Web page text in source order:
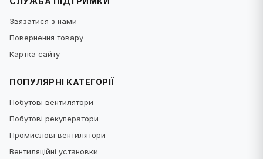
складів, деревообробних комбінатів,
підприємств легкої та харчової промисловості.
Використання вибухозахищеного
вентиляційного обладнання передбачається
актами.
Канальні прямокутні
Канальні вентилятори прямокутної форми.
Призначені для включення до системи витяжки
Звязатися з нами
Повернення товару
Картка сайту
ПОПУЛЯРНІ КАТЕГОРІЇ
Побутові вентилятори
Побутові рекуператори
Промислові вентилятори
Вентиляційні установки